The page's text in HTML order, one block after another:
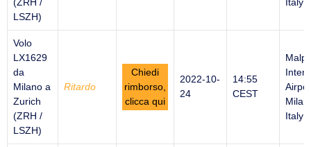
(ZRH /
LSZH)
Italy
Volo
LX1629
da
Milano a
Zurich
(ZRH /
LSZH)
Ritardo
Chiedi
rimborso,
clicca qui
2022-10-
24
14:55
CEST
Italy